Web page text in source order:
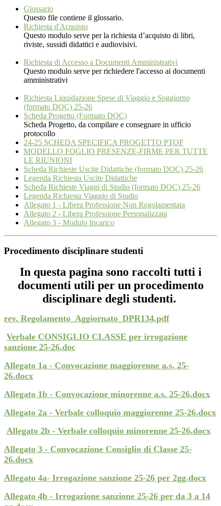
Glossario
Questo file contiene il glossario.
Richiesta d'Acquisto
Questo modulo serve per la richiesta d’acquisto di libri,
riviste, sussidi didattici e audiovisivi.
Richiesta di Accesso a Documenti Amministrativi
Questo modulo serve per richiedere l'accesso ai documenti
amministrativi
Richiesta Liquidazione Spese di Viaggio e Soggiorno
(formato DOC) 25-26
Scheda Progetto (Formato DOC)
Scheda Progetto, da compilare e consegnare in ufficio
protocollo
24-25 SCHEDA SPECIFICA PROGETTO PTOF
MODELLO FOGLIO PRESENZE-FIRME PER TUTTE
LE RIUNIONI
Scheda Richieste Uscite Didattiche (formato DOC) 25-26
Legenda Richiesta Uscite Didattiche
Scheda Richieste Viaggi di Studio (formato DOC) 25-26
Legenda Richiesta Viaggio di Studio
Allegato 1 - Libera Professione Non Regolamentata
Allegato 2 - Libera Professione Personalizzata
Allegato 3 - Modulo Incarico
Procedimento disciplinare studenti
In questa pagina sono raccolti tutti i
documenti utili per un procedimento
disciplinare degli studenti.
rev. Regolamento_Aggiornato_DPR134.pdf
Verbale CONSIGLIO CLASSE per irrogazione
sanzione 25-26.doc
Allegato 1a - Convocazione maggiorenne a.s. 25-
26.docx
Allegato 1b - Convocazione minorenne a.s. 25-26.docx
Allegato 2a - Verbale colloquio maggiorenne 25-26.docx
Allegato 2b - Verbale colloquio minorenne 25-26.docx
Allegato 3 - Convocazione Consiglio di Classe 25-
26.docx
Allegato 4a- Irrogazione sanzione 25-26 per 2gg.docx
Allegato 4b - Irrogazione sanzione 25-26 per da 3 a 14